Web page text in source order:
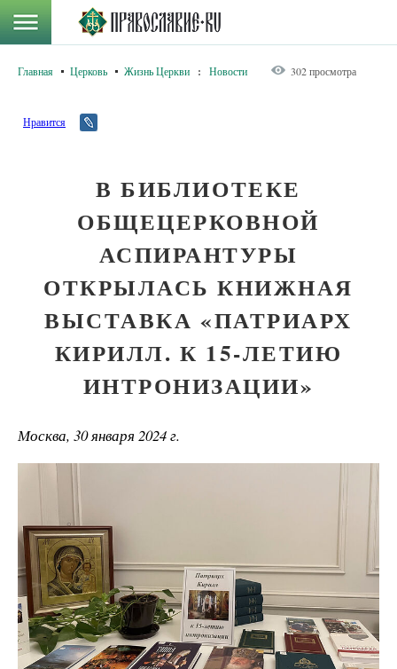
Главная Церковь Жизнь Церкви : Новости 302 просмотра
Нравится
В БИБЛИОТЕКЕ
ОБЩЕЦЕРКОВНОЙ
АСПИРАНТУРЫ
ОТКРЫЛАСЬ КНИЖНАЯ
ВЫСТАВКА «ПАТРИАРХ
КИРИЛЛ. К 15-ЛЕТИЮ
ИНТРОНИЗАЦИИ»
Москва, 30 января 2024 г.